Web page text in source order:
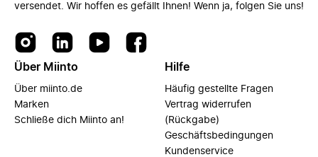
versendet. Wir hoffen es gefällt Ihnen! Wenn ja, folgen Sie uns!
Über Miinto
Über miinto.de
Marken
Schließe dich Miinto an!
Hilfe
Häufig gestellte Fragen
Vertrag widerrufen
(Rückgabe)
Geschäftsbedingungen
Kundenservice